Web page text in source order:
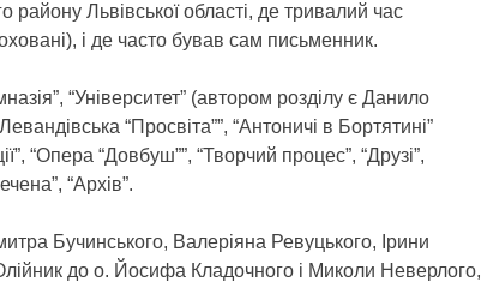
району Львівської області, де тривалий час
і де часто бував сам письменник.
“Університет” (автором розділу є Данило
“Просвіта””, “Антоничі в Бортятині”
“Опера “Довбуш””, “Творчий процес”, “Друзі”,
“Архів”.
Бучинського, Валеріяна Ревуцького, Ірини
до о. Йосифа Кладочного і Миколи Неверлого,